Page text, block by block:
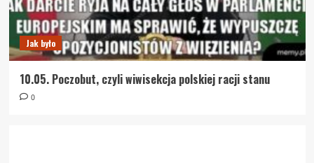
Jak było
10.05. Poczobut, czyli wiwisekcja polskiej racji stanu
0